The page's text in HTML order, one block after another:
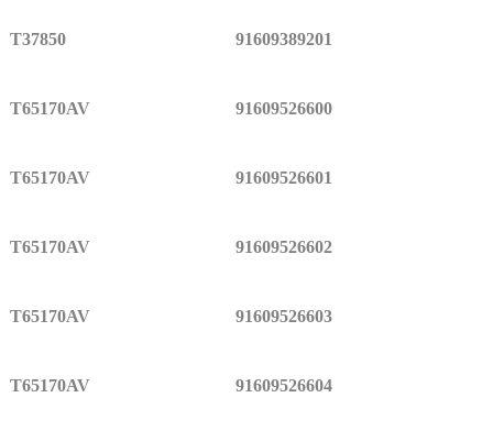
T37850 91609389201
T65170AV 91609526600
T65170AV 91609526601
T65170AV 91609526602
T65170AV 91609526603
T65170AV 91609526604